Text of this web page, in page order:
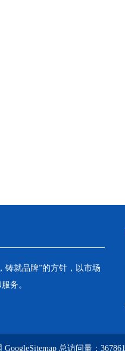
铸就品牌”的方针，以市场
务。
GoogleSitemap 总访问量：367861